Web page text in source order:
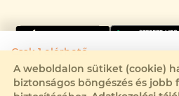
Csak 1 elérhető
Rendelhető:
A weboldalon sütiket (cookie)
biztonságos böngészés és jobb